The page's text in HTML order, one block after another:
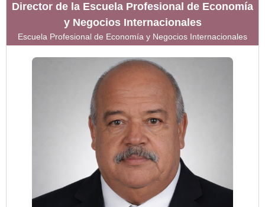
Director de la Escuela Profesional de Economía
y Negocios Internacionales
Escuela Profesional de Economía y Negocios Internacionales